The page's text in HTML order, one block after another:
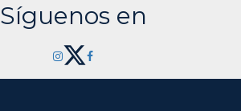
Síguenos en